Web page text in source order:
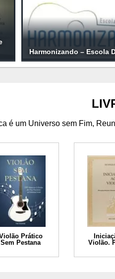
Harmonizando – Escola
é um Universo sem Fim,
Prático
Sem Pestana
Violão.